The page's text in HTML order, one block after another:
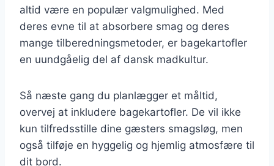
altid være en populær valgmulighed. Med
deres evne til at absorbere smag og deres
mange tilberedningsmetoder, er bagekartofler
en uundgåelig del af dansk madkultur.
Så næste gang du planlægger et måltid,
overvej at inkludere bagekartofler. De vil ikke
kun tilfredsstille dine gæsters smagsløg, men
også tilføje en hyggelig og hjemlig atmosfære til
dit bord.